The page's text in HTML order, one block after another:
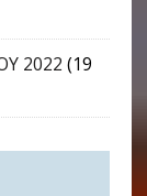
2022 (19